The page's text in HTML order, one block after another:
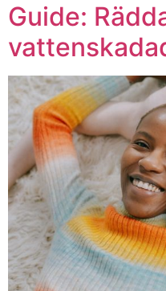
Guide: